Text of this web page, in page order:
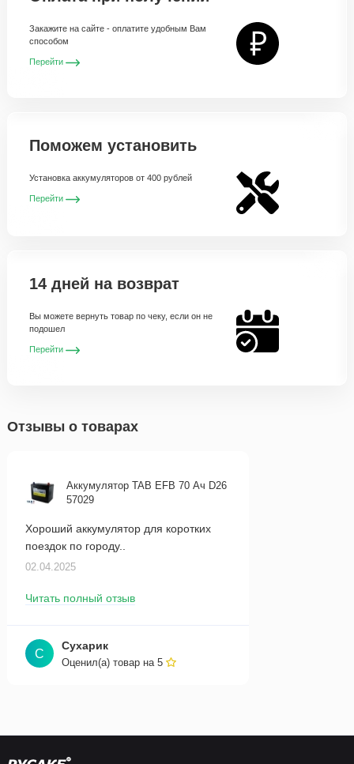
Закажите на сайте - оплатите удобным Вам
способом
Перейти
Поможем установить
Установка аккумуляторов от 400 рублей
Перейти
14 дней на возврат
Вы можете вернуть товар по чеку, если он не
подошел
Перейти
Отзывы о товарах
Аккумулятор TAB EFB 70 Ач D26
57029
Хороший аккумулятор для коротких
поездок по городу..
02.04.2025
Читать полный отзыв
С
Сухарик
Оценил(а) товар на5